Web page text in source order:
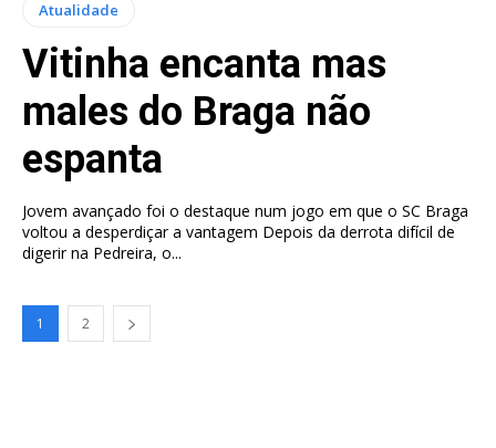
Atualidade
Vitinha encanta mas
males do Braga não
espanta
Jovem avançado foi o destaque num jogo em que o SC Braga
voltou a desperdiçar a vantagem Depois da derrota difícil de
digerir na Pedreira, o...
1 2